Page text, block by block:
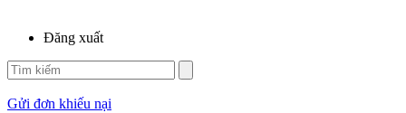
Đăng xuất
Gửi đơn khiếu nại